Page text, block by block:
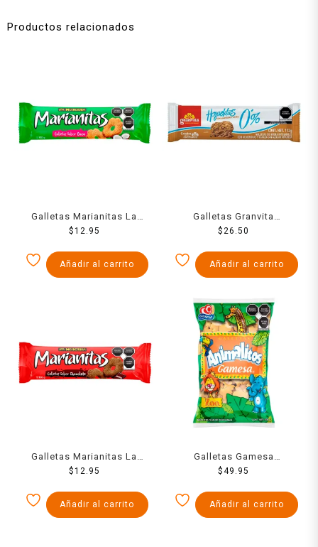
Productos relacionados
Galletas Marianitas La
Moderna coco 185 g
$12.95
Añadir al carrito
Galletas Granvita
Hojuelitas de avena
canela 112 g
$ 26.50
Añadir al carrito
Galletas Marianitas La
Moderna chocolate 185 g
$12.95
Añadir al carrito
Galletas Gamesa
Animalitos 500 g
$49.95
Añadir al carrito